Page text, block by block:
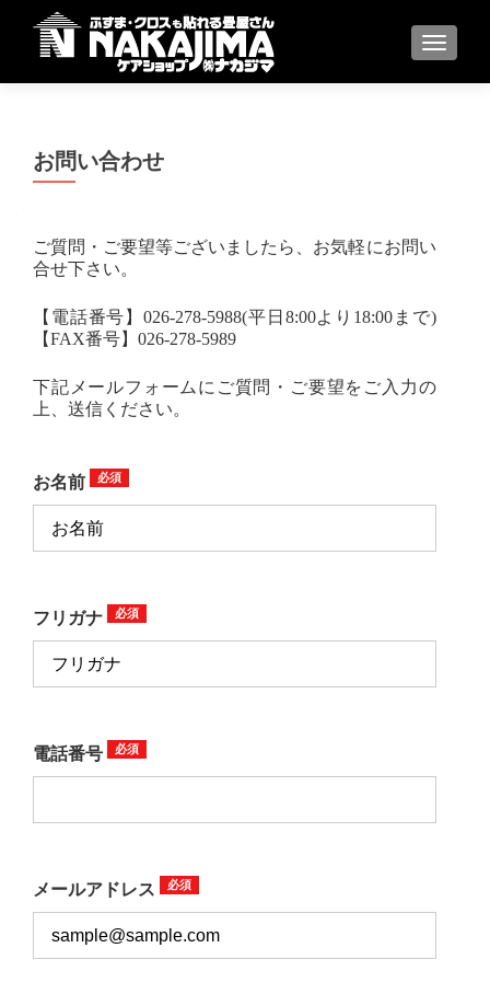
ナビゲ
お問い合わせ
ご質問・ご要望等ございましたら、お気軽にお問い
合せ下さい。
【電話番号】026-278-5988(平日8:00より18:00まで)
【FAX番号】026-278-5989
下記メールフォームにご質問・ご要望をご入力の
上、送信ください。
お名前
フリガナ
電話番号
メールアドレス